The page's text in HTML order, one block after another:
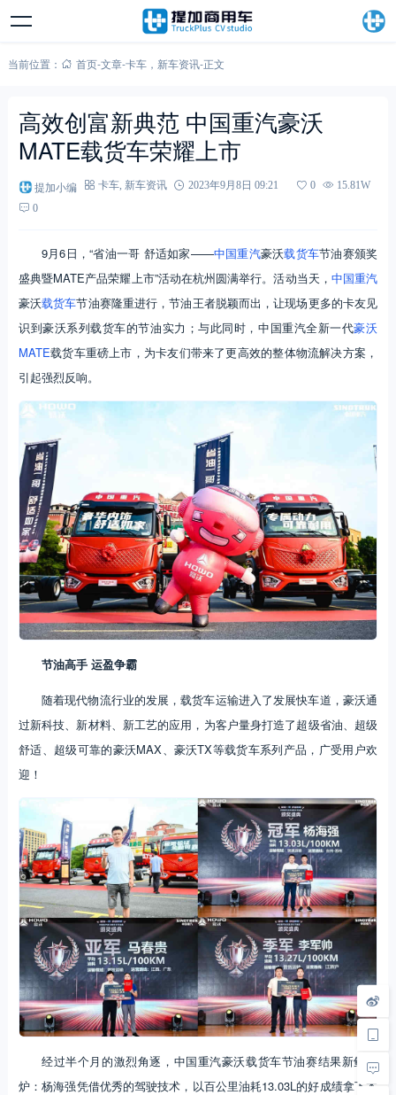
当前位置： 首页-文章-卡车， 新车资讯-正文
高效创富新典范 中国重汽豪沃
MATE载货车荣耀上市
提加小编 卡车, 新车资讯 2023年9月8日 09:21 0
15.81W
0
9月6日，“省油一哥 舒适如家——中国重汽豪沃载货车节油赛颁奖
盛典暨MATE产品荣耀上市”活动在杭州圆满举行。活动当天， 中国重汽
豪沃载货车节油赛隆重进行，节油王者脱颖而出，让现场更多的卡友见
识到豪沃系列载货车的节油实力；与此同时，中国重汽全新一代豪沃
MATE载货车重磅上市，为卡友们带来了更高效的整体物流解决方案，
引起强烈反响。
节油高手 运盈争霸
随着现代物流行业的发展，载货车运输进入了发展快车道，豪沃通
过新科技、新材料、新工艺的应用，为客户量身打造了超级省油、超级
舒适、超级可靠的豪沃MAX、豪沃TX等载货车系列产品，广受用户欢
迎！
经过半个月的激烈角逐，中国重汽豪沃载货车节油赛结果新鲜出
炉：杨海强凭借优秀的驾驶技术，以百公里油耗13.03L的好成绩拿下本